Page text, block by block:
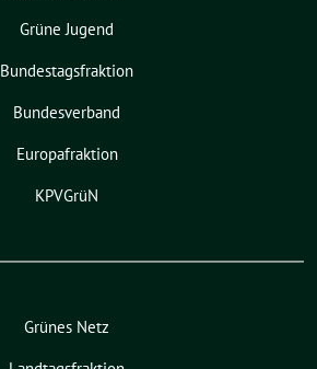
Grüne Jugend
Bundestagsfraktion
Bundesverband
Europafraktion
KPVGrüN
Grünes Netz